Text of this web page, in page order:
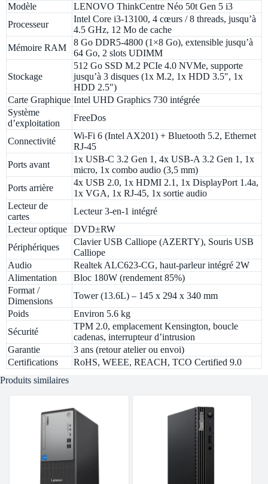
Modèle
LENOVO ThinkCentre Néo 50t Gen 5 i3
Processeur
Intel Core i3-13100, 4 cœurs / 8 threads, jusqu’à
4.5 GHz, 12 Mo de cache
Mémoire RAM
8 Go DDR5-4800 (1×8 Go), extensible jusqu’à
64 Go, 2 slots UDIMM
Stockage
512 Go SSD M.2 PCIe 4.0 NVMe, supporte
jusqu’à 3 disques (1x M.2, 1x HDD 3.5″, 1x
HDD 2.5″)
Carte Graphique Intel UHD Graphics 730 intégrée
Système
d’exploitation
FreeDos
Connectivité
Wi-Fi 6 (Intel AX201) + Bluetooth 5.2, Ethernet
RJ-45
Ports avant
1x USB-C 3.2 Gen 1, 4x USB-A 3.2 Gen 1, 1x
micro, 1x combo audio (3,5 mm)
Ports arrière
4x USB 2.0, 1x HDMI 2.1, 1x DisplayPort 1.4a,
1x VGA, 1x RJ-45, 1x sortie audio
Lecteur de
cartes
Lecteur 3-en-1 intégré
Lecteur optique
DVD±RW
Périphériques
Clavier USB Calliope (AZERTY), Souris USB
Calliope
Audio
Realtek ALC623-CG, haut-parleur intégré 2W
Alimentation
Bloc 180W (rendement 85%)
Format /
Dimensions
Tower (13.6L) – 145 x 294 x 340 mm
Poids
Environ 5.6 kg
Sécurité
TPM 2.0, emplacement Kensington, boucle
cadenas, interrupteur d’intrusion
Garantie
3 ans (retour atelier ou envoi)
Certifications
RoHS, WEEE, REACH, TCO Certified 9.0
Produits similaires